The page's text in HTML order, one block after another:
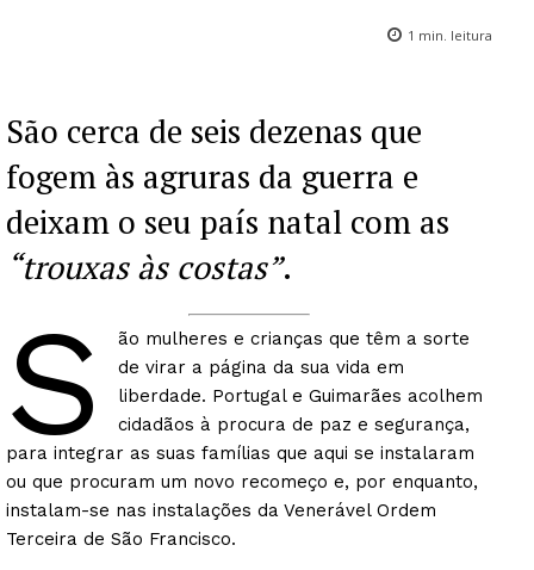
1 min. leitura
São cerca de seis dezenas que
fogem às agruras da guerra e
deixam o seu país natal com as
“trouxas às costas”.
S
ão mulheres e crianças que têm a sorte
de virar a página da sua vida em
liberdade. Portugal e Guimarães acolhem
cidadãos à procura de paz e segurança,
para integrar as suas famílias que aqui se instalaram
ou que procuram um novo recomeço e, por enquanto,
instalam-se nas instalações da Venerável Ordem
Terceira de São Francisco.